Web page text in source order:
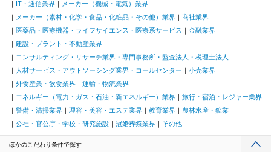
IT・通信業界
メーカー（機械・電気）業界
メーカー（素材・化学・食品・化粧品・その他）業界
商社業界
医薬品・医療機器・ライフサイエンス・医療系サービス
金融業界
建設・プラント・不動産業界
コンサルティング・リサーチ業界・専門事務所・監査法人・税理士法人
人材サービス・アウトソーシング業界・コールセンター
小売業界
外食産業・飲食業界
運輸・物流業界
エネルギー（電力・ガス・石油・新エネルギー）業界
旅行・宿泊・レジャー業界
警備・清掃業界
理容・美容・エステ業界 教育業界
農林水産・鉱業
公社・官公庁・学校・研究施設
冠婚葬祭業界 その他
ほかのこだわり条件で探す